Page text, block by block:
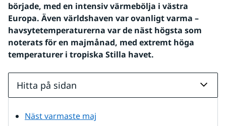
började, med en intensiv värmebölja i västra
Europa. Även världshaven var ovanligt varma –
havsytetemperaturerna var de näst högsta som
noterats för en majmånad, med extremt höga
temperaturer i tropiska Stilla havet.
Hitta på sidan
Näst varmaste maj